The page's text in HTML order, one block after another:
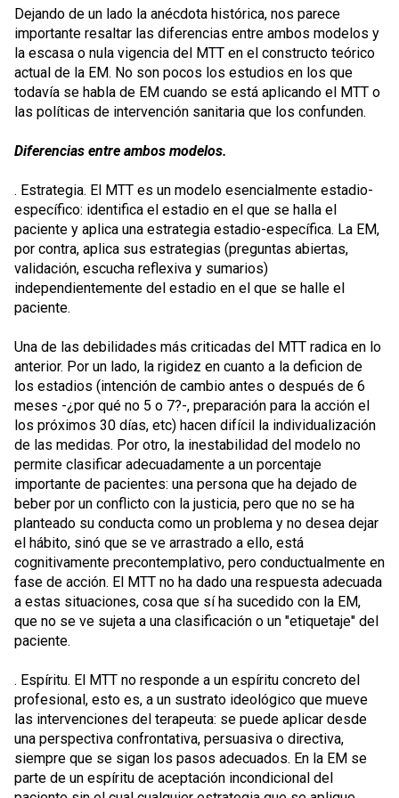
Dejando de un lado la anécdota histórica, nos parece
importante resaltar las diferencias entre ambos modelos y
la escasa o nula vigencia del MTT en el constructo teórico
actual de la EM. No son pocos los estudios en los que
todavía se habla de EM cuando se está aplicando el MTT o
las políticas de intervención sanitaria que los confunden.
Diferencias entre ambos modelos.
. Estrategia. El MTT es un modelo esencialmente estadio-
específico: identifica el estadio en el que se halla el
paciente y aplica una estrategia estadio-específica. La EM,
por contra, aplica sus estrategias (preguntas abiertas,
validación, escucha reflexiva y sumarios)
independientemente del estadio en el que se halle el
paciente.
Una de las debilidades más criticadas del MTT radica en lo
anterior. Por un lado, la rigidez en cuanto a la deficion de
los estadios (intención de cambio antes o después de 6
meses -¿por qué no 5 o 7?-, preparación para la acción el
los próximos 30 días, etc) hacen difícil la individualización
de las medidas. Por otro, la inestabilidad del modelo no
permite clasificar adecuadamente a un porcentaje
importante de pacientes: una persona que ha dejado de
beber por un conflicto con la justicia, pero que no se ha
planteado su conducta como un problema y no desea dejar
el hábito, sinó que se ve arrastrado a ello, está
cognitivamente precontemplativo, pero conductualmente en
fase de acción. El MTT no ha dado una respuesta adecuada
a estas situaciones, cosa que sí ha sucedido con la EM,
que no se ve sujeta a una clasificación o un "etiquetaje" del
paciente.
. Espíritu. El MTT no responde a un espíritu concreto del
profesional, esto es, a un sustrato ideológico que mueve
las intervenciones del terapeuta: se puede aplicar desde
una perspectiva confrontativa, persuasiva o directiva,
siempre que se sigan los pasos adecuados. En la EM se
parte de un espíritu de aceptación incondicional del